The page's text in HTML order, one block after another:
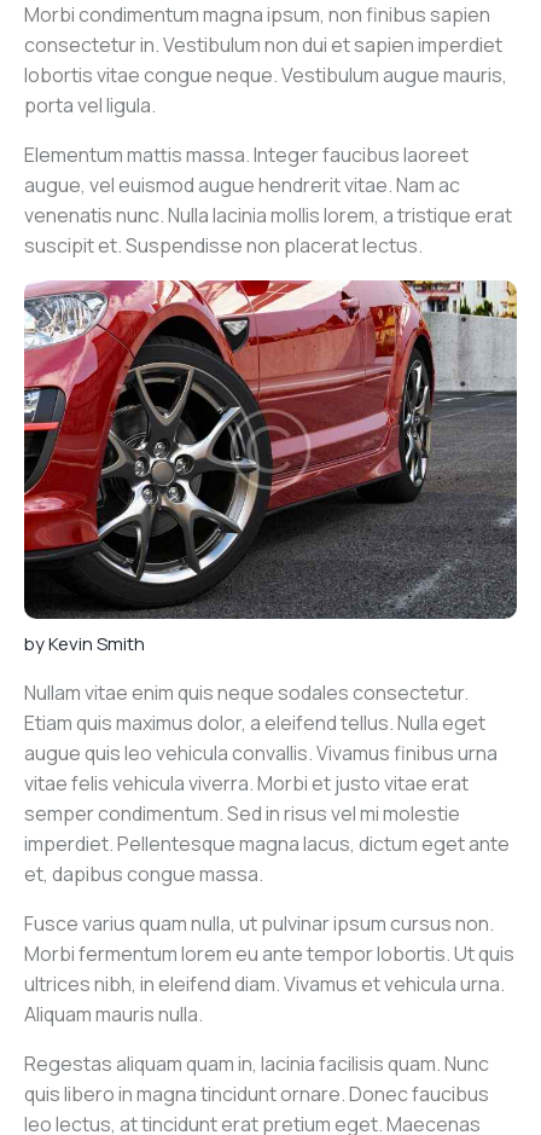
Morbi condimentum magna ipsum, non finibus sapien
consectetur in. Vestibulum non dui et sapien imperdiet
lobortis vitae congue neque. Vestibulum augue mauris,
porta vel ligula.
Elementum mattis massa. Integer faucibus laoreet
augue, vel euismod augue hendrerit vitae. Nam ac
venenatis nunc. Nulla lacinia mollis lorem, a tristique erat
suscipit et. Suspendisse non placerat lectus.
byKevin Smith
Nullam vitae enim quis neque sodales consectetur.
Etiam quis maximus dolor, a eleifend tellus. Nulla eget
augue quis leo vehicula convallis. Vivamus finibus urna
vitae felis vehicula viverra. Morbi et justo vitae erat
semper condimentum. Sed in risus vel mi molestie
imperdiet. Pellentesque magna lacus, dictum eget ante
et, dapibus congue massa.
Fusce varius quam nulla, ut pulvinar ipsum cursus non.
Morbi fermentum lorem eu ante tempor lobortis. Ut quis
ultrices nibh, in eleifend diam. Vivamus et vehicula urna.
Aliquam mauris nulla.
Regestas aliquam quam in, lacinia facilisis quam. Nunc
quis libero in magna tincidunt ornare. Donec faucibus
leo lectus, at tincidunt erat pretium eget. Maecenas